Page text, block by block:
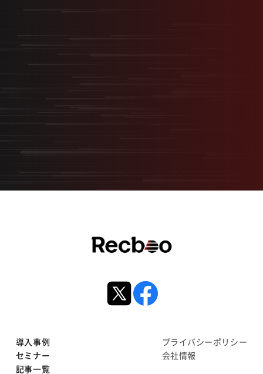
導入事例
セミナー
記事一覧
プライバシーポリシー
会社情報